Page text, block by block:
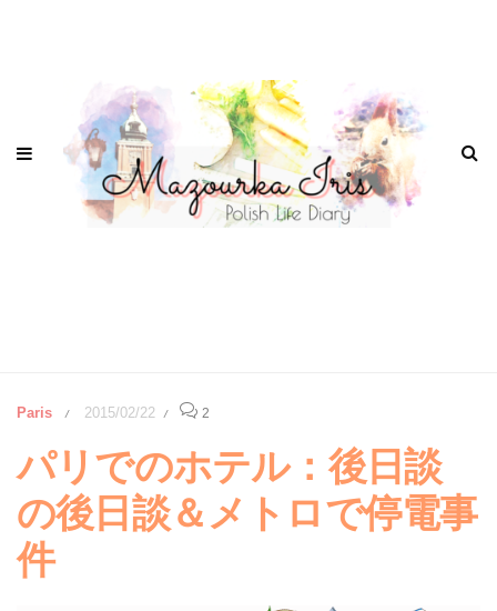
Paris / 2015/02/22 / 2
パリでのホテル：後日談
の後日談＆メトロで停電事
件